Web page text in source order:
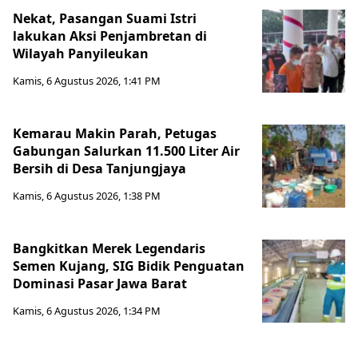
Nekat, Pasangan Suami Istri
lakukan Aksi Penjambretan di
Wilayah Panyileukan
Kamis, 6 Agustus 2026, 1:41 PM
Kemarau Makin Parah, Petugas
Gabungan Salurkan 11.500 Liter Air
Bersih di Desa Tanjungjaya
Kamis, 6 Agustus 2026, 1:38 PM
Bangkitkan Merek Legendaris
Semen Kujang, SIG Bidik Penguatan
Dominasi Pasar Jawa Barat
Kamis, 6 Agustus 2026, 1:34 PM